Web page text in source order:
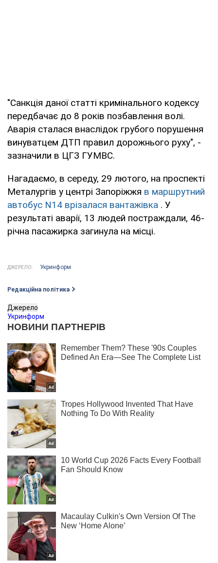
"Санкція даної статті кримінального кодексу
передбачає до 8 років позбавлення волі.
Аварія сталася внаслідок грубого порушення
винуватцем ДТП правил дорожнього руху", -
зазначили в ЦГЗ ГУМВС.
Нагадаємо, в середу, 29 лютого, на проспекті
Металургів у центрі Запоріжжя в маршрутний
автобус N14 врізалася вантажівка . У
результаті аварії, 13 людей постраждали, 46-
річна пасажирка загинула на місці.
ДЖЕРЕЛО: Укринформ
Редакційна політика
Джерело
Укринформ